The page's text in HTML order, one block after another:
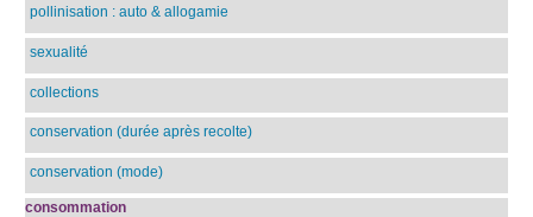
pollinisation : auto & allogamie
sexualité
collections
conservation (durée après recolte)
conservation (mode)
consommation